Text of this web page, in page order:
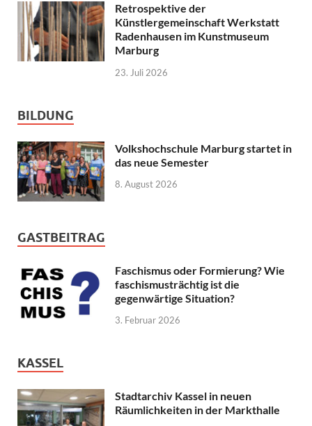
Retrospektive der
Künstlergemeinschaft Werkstatt
Radenhausen im Kunstmuseum
Marburg
23. Juli 2026
BILDUNG
Volkshochschule Marburg startet in
das neue Semester
8. August 2026
GASTBEITRAG
Faschismus oder Formierung? Wie
faschismusträchtig ist die
gegenwärtige Situation?
3. Februar 2026
KASSEL
Stadtarchiv Kassel in neuen
Räumlichkeiten in der Markthalle